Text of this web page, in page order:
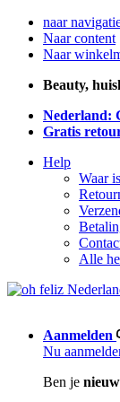
naar
Naar content
Naar
Beauty,
Nederland:
Gratis
Help
Waar
Alle
Aanmelden
Nu
Ben je